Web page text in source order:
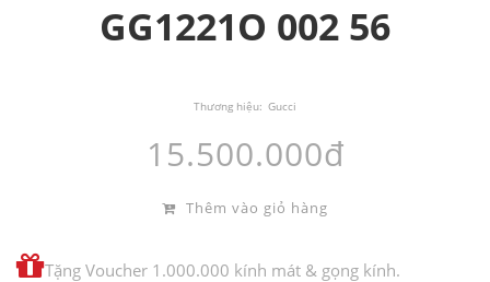
GG1221O 002 56
Thương hiệu: Gucci
15.500.000đ
Thêm vào giỏ hàng
Tặng Voucher 1.000.000 kính mát & gọng kính.